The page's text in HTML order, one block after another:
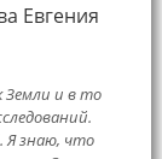
Евгения
Земли и в то
Я знаю, что